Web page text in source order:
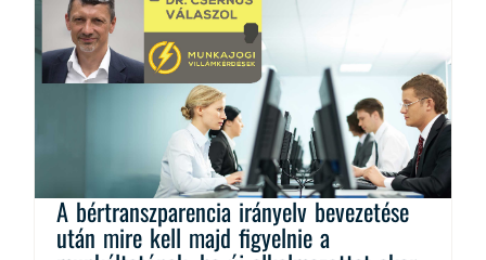
A bértranszparencia irányelv bevezetése
után mire kell majd figyelnie a